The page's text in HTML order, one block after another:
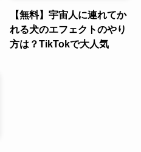
【無料】宇宙人に連れてか
れる犬のエフェクトのやり
方は？TikTokで大人気